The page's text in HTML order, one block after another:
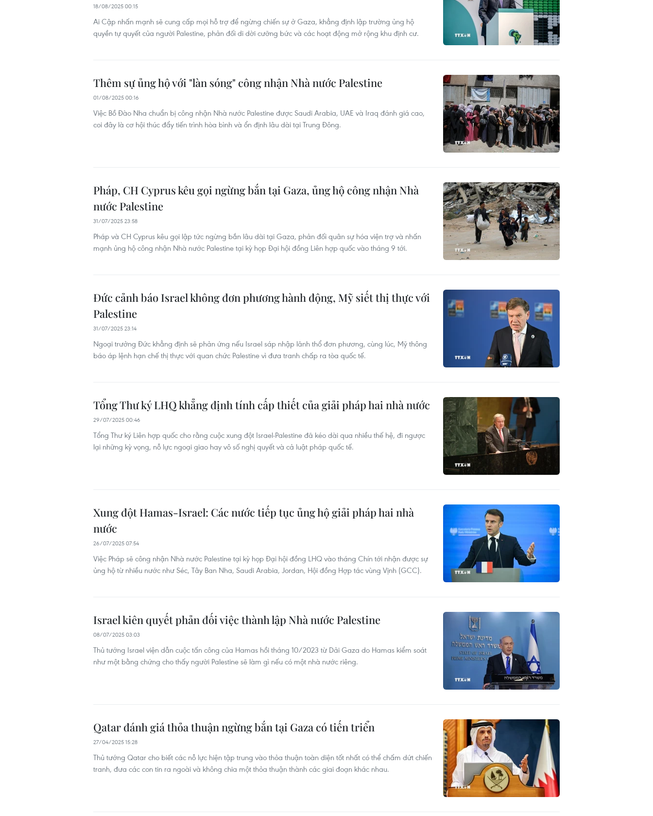
18/08/2025 00:15
Ai Cập nhấn mạnh sẽ cung cấp mọi hỗ trợ để ngừng chiến sự ở Gaza, khẳng định lập trường ủng hộ
quyền tự quyết của người Palestine, phản đối di dời cưỡng bức và các hoạt động mở rộng khu định cư.
Thêm sự ủng hộ với "làn sóng" công nhận Nhà nước Palestine
01/08/2025 00:16
Việc Bồ Đào Nha chuẩn bị công nhận Nhà nước Palestine được Saudi Arabia, UAE và Iraq đánh giá cao,
coi đây là cơ hội thúc đẩy tiến trình hòa bình và ổn định lâu dài tại Trung Đông.
Pháp, CH Cyprus kêu gọi ngừng bắn tại Gaza, ủng hộ công nhận Nhà
nước Palestine
31/07/2025 23:58
Pháp và CH Cyprus kêu gọi lập tức ngừng bắn lâu dài tại Gaza, phản đối quân sự hóa viện trợ và nhấn
mạnh ủng hộ công nhận Nhà nước Palestine tại kỳ họp Đại hội đồng Liên hợp quốc vào tháng 9 tới.
Đức cảnh báo Israel không đơn phương hành động, Mỹ siết thị thực với
Palestine
31/07/2025 23:14
Ngoại trưởng Đức khẳng định sẽ phản ứng nếu Israel sáp nhập lãnh thổ đơn phương, cùng lúc, Mỹ thông
báo áp lệnh hạn chế thị thực với quan chức Palestine vì đưa tranh chấp ra tòa quốc tế.
Tổng Thư ký LHQ khẳng định tính cấp thiết của giải pháp hai nhà nước
29/07/2025 00:46
Tổng Thư ký Liên hợp quốc cho rằng cuộc xung đột Israel-Palestine đã kéo dài qua nhiều thế hệ, đi ngược
lại những kỳ vọng, nỗ lực ngoại giao hay vô số nghị quyết và cả luật pháp quốc tế.
Xung đột Hamas-Israel: Các nước tiếp tục ủng hộ giải pháp hai nhà
nước
26/07/2025 07:54
Việc Pháp sẽ công nhận Nhà nước Palestine tại kỳ họp Đại hội đồng LHQ vào tháng Chín tới nhận được sự
ủng hộ từ nhiều nước như Séc, Tây Ban Nha, Saudi Arabia, Jordan, Hội đồng Hợp tác vùng Vịnh (GCC).
Israel kiên quyết phản đối việc thành lập Nhà nước Palestine
08/07/2025 03:03
Thủ tướng Israel viện dẫn cuộc tấn công của Hamas hồi tháng 10/2023 từ Dải Gaza do Hamas kiểm soát
như một bằng chứng cho thấy người Palestine sẽ làm gì nếu có một nhà nước riêng.
Qatar đánh giá thỏa thuận ngừng bắn tại Gaza có tiến triển
27/04/2025 15:28
Thủ tướng Qatar cho biết các nỗ lực hiện tập trung vào thỏa thuận toàn diện tốt nhất có thể chấm dứt chiến
tranh, đưa các con tin ra ngoài và không chia một thỏa thuận thành các giai đoạn khác nhau.